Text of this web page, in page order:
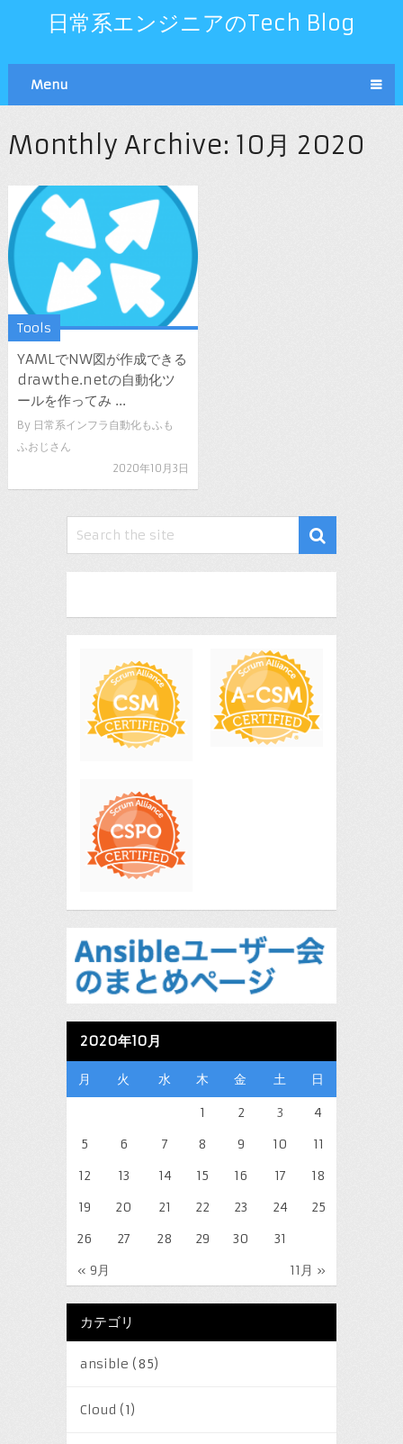
日常系エンジニアのTech Blog
Menu
Monthly Archive: 10月 2020
Tools
YAMLでNW図が作成できる
drawthe.netの自動化ツ
ールを作ってみ ...
By 日常系インフラ自動化もふも
ふおじさん
2020年10月3日
2020年10月
月 火 水 木 金 土 日
« 9月 11月 »
1 2 3
4
5
6 7 8 9 10
11
12
13 14 15 16 17
18
19
20 21 22 23 24
25
26
27 28 29 30 31
カテゴリ
ansible (85)
Cloud (1)